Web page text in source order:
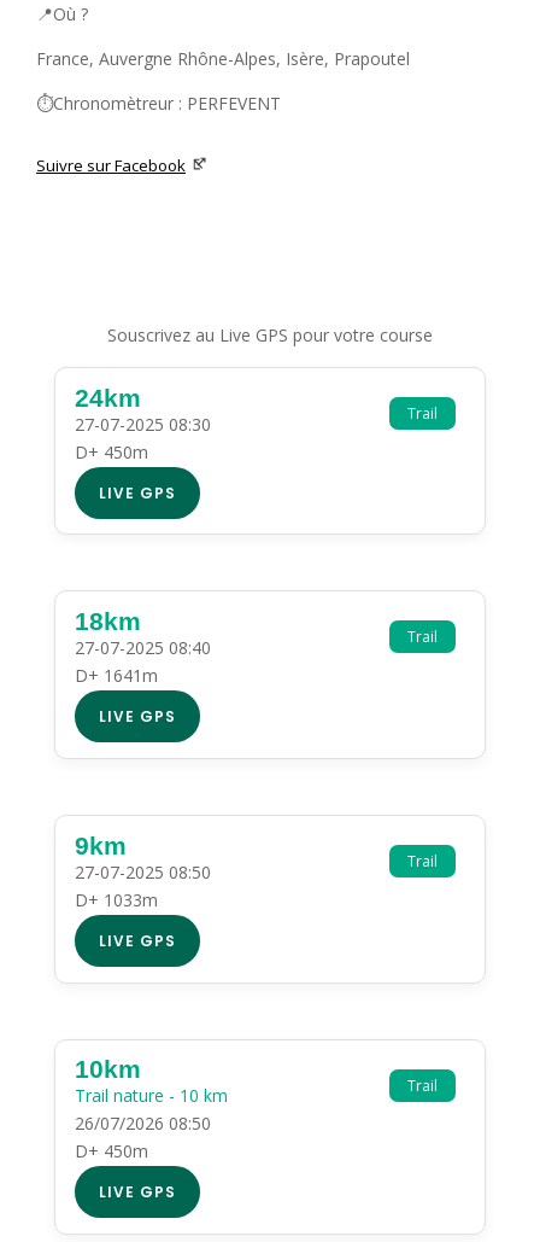
📍Où ?
France, Auvergne Rhône-Alpes, Isère, Prapoutel
⏱️Chronomètreur : PERFEVENT
Suivre sur Facebook
Souscrivez au Live GPS pour votre course
Trail
24km
27-07-2025 08:30
D+ 450m
LIVE GPS
Trail
18km
27-07-2025 08:40
D+ 1641m
LIVE GPS
Trail
9km
27-07-2025 08:50
D+ 1033m
LIVE GPS
Trail
10km
Trail nature - 10 km
26/07/2026 08:50
D+ 450m
LIVE GPS